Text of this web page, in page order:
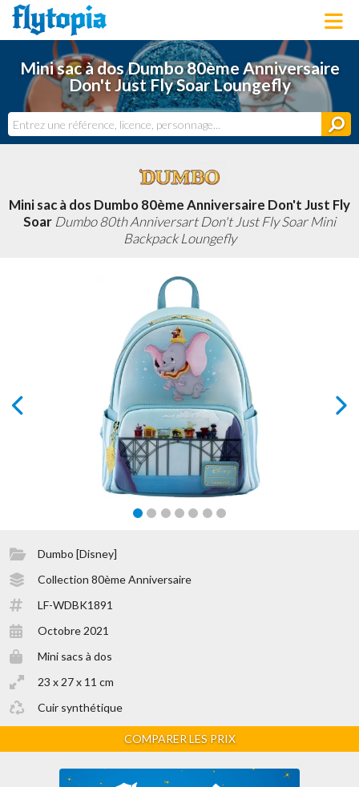
LOUNGEFLY
LICENCES
NOUVEAUTÉS
BONS PLANS
DERNIERS AJOUTS
Mini sac à dos Dumbo 80ème Anniversaire
Don't Just Fly Soar Loungefly
Mini sac à dos Dumbo 80ème Anniversaire Don't Just Fly
Soar Dumbo 80th Anniversart Don't Just Fly Soar Mini
Backpack Loungefly
Dumbo [Disney]
Collection 80ème Anniversaire
LF-WDBK1891
Octobre 2021
Mini sacs à dos
23 x 27 x 11 cm
Cuir synthétique
COMPARER LES PRIX